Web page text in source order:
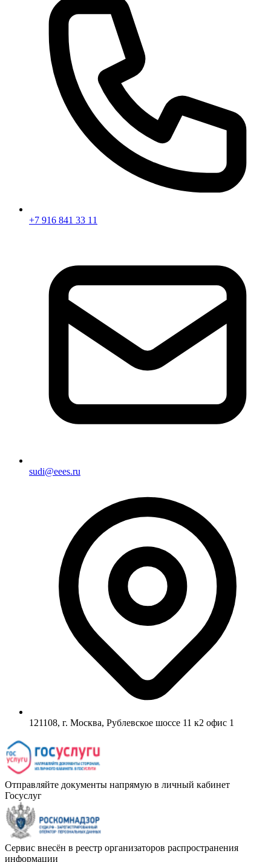
+7 916 841 33 11
sudi@eees.ru
121108, г. Москва, Рублевское шоссе 11 к2 офис 1
Отправляйте документы напрямую в личный кабинет
Госуслуг
Сервис внесён в реестр организаторов распространения
информации